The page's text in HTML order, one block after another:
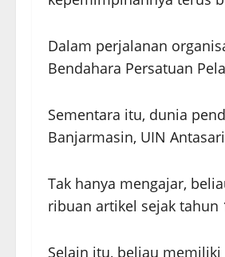
Dalam perjalanan
Bendahara Persatuan
Sementara itu, dunia
Banjarmasin, UIN
Tak hanya mengajar,
ribuan artikel sejak tahun
Selain itu, beliau